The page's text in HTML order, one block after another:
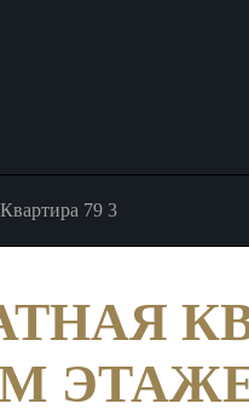
Квартира 79 3
М